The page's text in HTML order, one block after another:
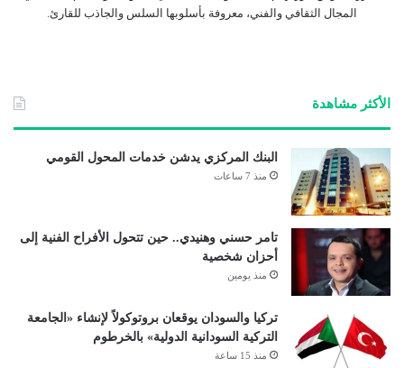
المجال الثقافي والفني، معروفة بأسلوبها السلس والجاذب للقارئ.
الأكثر مشاهدة
البنك المركزي يدشن خدمات المحول القومي
منذ 7 ساعات
تامر حسني وهنيدي.. حين تتحول الأفراح الفنية إلى
أحزان شخصية
منذ يومين
تركيا والسودان يوقعان بروتوكولاً لإنشاء «الجامعة
التركية السودانية الدولية» بالخرطوم
منذ 15 ساعة